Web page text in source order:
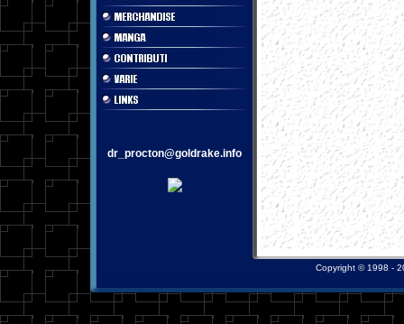
dr_procton@goldrake.info
Copyright © 1998 -